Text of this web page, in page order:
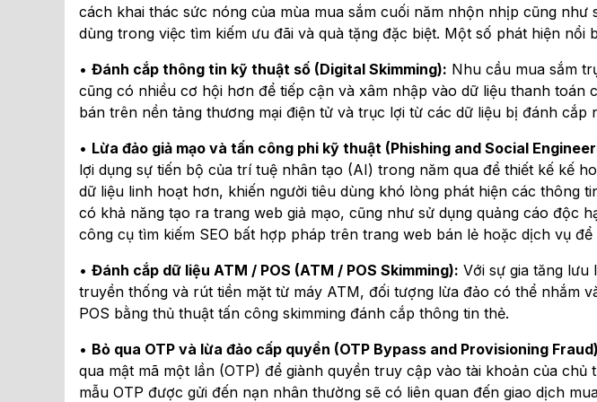
cách khai thác sức nóng của mùa mua sắm cuối năm nhộn nhịp cũng như
dùng trong việc tìm kiếm ưu đãi và quà tặng đặc biệt. Một số phát hiện nổi
• Đánh cắp thông tin kỹ thuật số (Digital Skimming): Nhu cầu mua sắm
cũng có nhiều cơ hội hơn để tiếp cận và xâm nhập vào dữ liệu thanh toán
bán trên nền tảng thương mại điện tử và trục lợi từ các dữ liệu bị đánh cắp
• Lừa đảo giả mạo và tấn công phi kỹ thuật (Phishing and Social
lợi dụng sự tiến bộ của trí tuệ nhân tạo (AI) trong năm qua để thiết kế kế
dữ liệu linh hoạt hơn, khiến người tiêu dùng khó lòng phát hiện các thông
có khả năng tạo ra trang web giả mạo, cũng như sử dụng quảng cáo độc
công cụ tìm kiếm SEO bất hợp pháp trên trang web bán lẻ hoặc dịch vụ để
• Đánh cắp dữ liệu ATM / POS (ATM / POS Skimming): Với sự gia tăng lưu
truyền thống và rút tiền mặt từ máy ATM, đối tượng lừa đảo có thể nhắm
POS bằng thủ thuật tấn công skimming đánh cắp thông tin thẻ.
• Bỏ qua OTP và lừa đảo cấp quyền (OTP Bypass and Provisioning
qua mật mã một lần (OTP) để giành quyền truy cập vào tài khoản của chủ
mẫu OTP được gửi đến nạn nhân thường sẽ có liên quan đến giao dịch